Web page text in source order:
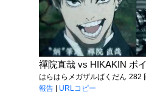
禪院直哉 vs HIKAKIN ボ
はらはらメガザルばくだん 282
報告
URLコピー